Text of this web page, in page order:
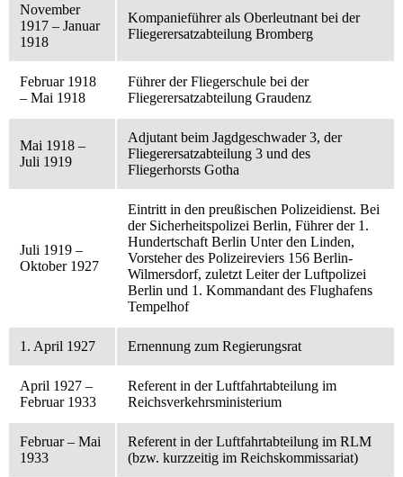
November
1917 – Januar
1918
Kompanieführer als Oberleutnant bei der
Fliegerersatzabteilung Bromberg
Februar 1918
– Mai 1918
Führer der Fliegerschule bei der
Fliegerersatzabteilung Graudenz
Mai 1918 –
Juli 1919
Adjutant beim Jagdgeschwader 3, der
Fliegerersatzabteilung 3 und des
Fliegerhorsts Gotha
Juli 1919 –
Oktober 1927
Eintritt in den preußischen Polizeidienst. Bei
der Sicherheitspolizei Berlin, Führer der 1.
Hundertschaft Berlin Unter den Linden,
Vorsteher des Polizeireviers 156 Berlin-
Wilmersdorf, zuletzt Leiter der Luftpolizei
Berlin und 1. Kommandant des Flughafens
Tempelhof
1. April 1927 Ernennung zum Regierungsrat
April 1927 –
Februar 1933
Referent in der Luftfahrtabteilung im
Reichsverkehrsministerium
Februar – Mai
1933
Referent in der Luftfahrtabteilung im RLM
(bzw. kurzzeitig im Reichskommissariat)